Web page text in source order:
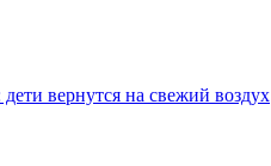
вернутся на свежий воздух